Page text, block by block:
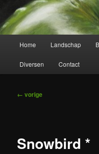
Home Landschap
Diversen Contact
Afbeeldingsnavigatie
← vorige
Snowbird *